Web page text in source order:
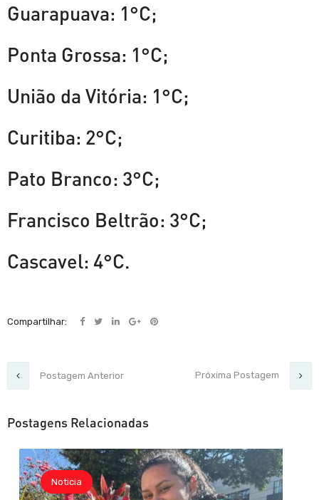
Guarapuava: 1°C;
Ponta Grossa: 1°C;
União da Vitória: 1°C;
Curitiba: 2°C;
Pato Branco: 3°C;
Francisco Beltrão: 3°C;
Cascavel: 4°C.
Compartilhar:
Postagem Anterior Próxima Postagem
Postagens Relacionadas
Noticia